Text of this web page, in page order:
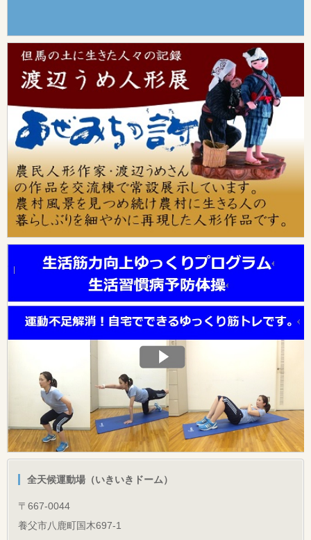
全天候運動場（いきいきドーム）
〒667-0044
養父市八鹿町国木697-1